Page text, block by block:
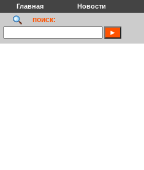
Главная Новости
поиск: